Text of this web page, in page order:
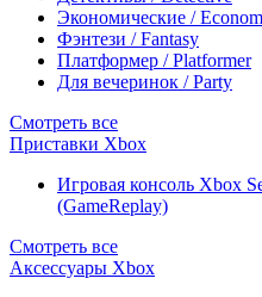
Экономические /
Фэнтези / Fantasy
Платформер / Platformer
Для вечеринок / Party
Смотреть все
Приставки Xbox
Игровая консоль Xbox
(GameReplay)
Смотреть все
Аксессуары Xbox